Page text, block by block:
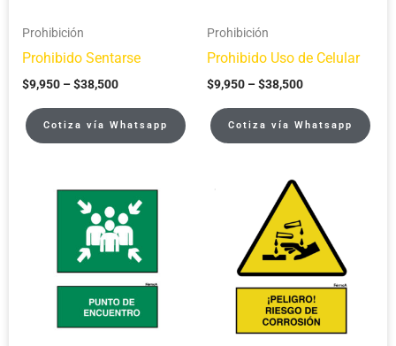
Prohibición
Prohibido Sentarse
$9,950 –$38,500
Cotiza vía Whatsapp
Prohibición
Prohibido Uso de Celular
$9,950 –$38,500
Cotiza vía Whatsapp
range:
$9,950
through
$38,500
range:
$9,950
through
$38,500